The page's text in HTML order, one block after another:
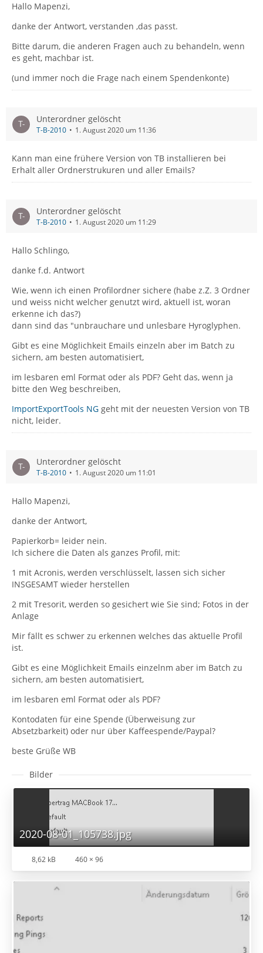
Hallo Mapenzi,
danke der Antwort, verstanden ,das passt.
Bitte darum, die anderen Fragen auch zu behandeln, wenn
es geht, machbar ist.
(und immer noch die Frage nach einem Spendenkonte)
Unterordner gelöscht
T-B-2010 1. August 2020 um 11:36
Kann man eine frühere Version von TB installieren bei
Erhalt aller Ordnerstrukuren und aller Emails?
Unterordner gelöscht
T-B-2010 1. August 2020 um 11:29
Hallo Schlingo,
danke f.d. Antwort
Wie, wenn ich einen Profilordner sichere (habe z.Z. 3 Ordner
und weiss nicht welcher genutzt wird, aktuell ist, woran
erkenne ich das?)
dann sind das "unbrauchare und unlesbare Hyroglyphen.
Gibt es eine Möglichkeit Emails einzeln aber im Batch zu
sichern, am besten automatisiert,
im lesbaren eml Format oder als PDF? Geht das, wenn ja
bitte den Weg beschreiben,
ImportExportTools NG geht mit der neuesten Version von TB
nicht, leider.
Unterordner gelöscht
T-B-2010 1. August 2020 um 11:01
Hallo Mapenzi,
danke der Antwort,
Papierkorb= leider nein.
Ich sichere die Daten als ganzes Profil, mit:
1 mit Acronis, werden verschlüsselt, lassen sich sicher
INSGESAMT wieder herstellen
2 mit Tresorit, werden so gesichert wie Sie sind; Fotos in der
Anlage
Mir fällt es schwer zu erkennen welches das aktuelle Profil
ist.
Gibt es eine Möglichkeit Emails einzelnm aber im Batch zu
sichern, am besten automatisiert,
im lesbaren eml Format oder als PDF?
Kontodaten für eine Spende (Überweisung zur
Absetzbarkeit) oder nur über Kaffeespende/Paypal?
beste Grüße WB
Bilder
2020-08-01_105738.jpg
8,62 kB 460 × 96